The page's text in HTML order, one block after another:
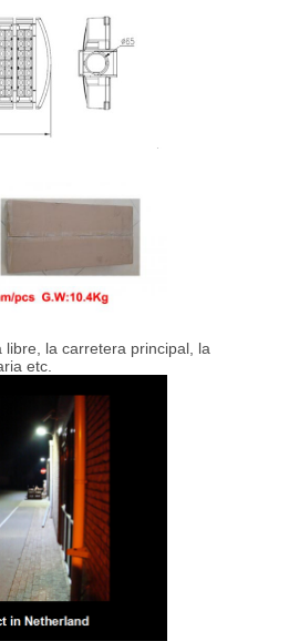
la carretera principal, la
etc.